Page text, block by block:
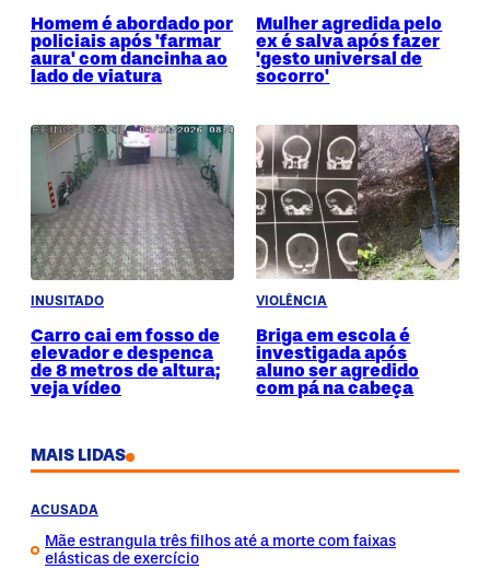
Homem é abordado por
policiais após 'farmar
aura' com dancinha ao
lado de viatura
Mulher agredida pelo
ex é salva após fazer
'gesto universal de
socorro'
INUSITADO
Carro cai em fosso de
elevador e despenca
de 8 metros de altura;
veja vídeo
VIOLÊNCIA
Briga em escola é
investigada após
aluno ser agredido
com pá na cabeça
MAIS LIDAS
ACUSADA
Mãe estrangula três filhos até a morte com faixas
elásticas de exercício